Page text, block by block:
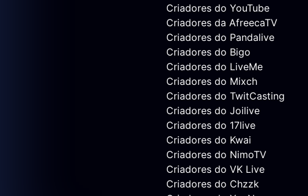
Criadores do YouTube
Criadores da AfreecaTV
Criadores do Pandalive
Criadores do Bigo
Criadores do LiveMe
Criadores do Mixch
Criadores do TwitCasting
Criadores do Joilive
Criadores do 17live
Criadores do Kwai
Criadores do NimoTV
Criadores do VK Live
Criadores do Chzzk